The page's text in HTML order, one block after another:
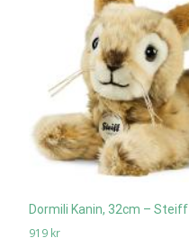
Dormili Kanin, 32cm – Steiff
919 kr